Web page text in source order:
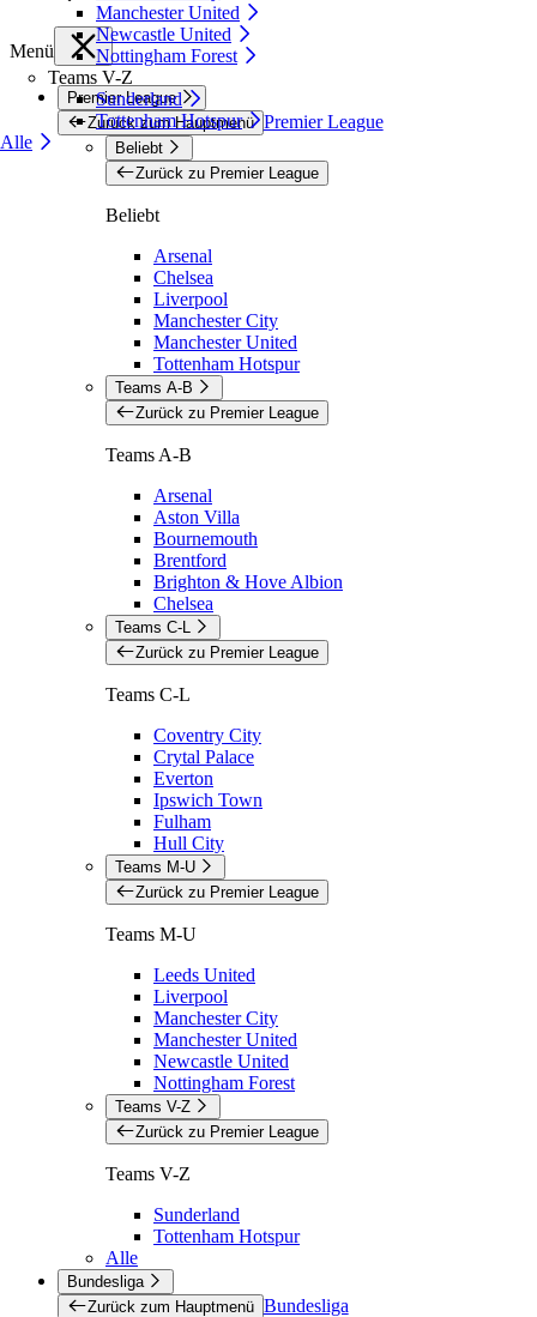
Manchester United
Newcastle United
Nottingham Forest
Teams V-Z
Sunderland
Tottenham Hotspur
Alle
Menü
Premier League
Zurück zum Hauptmenü Premier League
Beliebt
Zurück zu Premier League
Beliebt
Arsenal
Chelsea
Liverpool
Manchester City
Manchester United
Tottenham Hotspur
Teams A-B
Zurück zu Premier League
Teams A-B
Arsenal
Aston Villa
Bournemouth
Brentford
Brighton & Hove Albion
Chelsea
Teams C-L
Zurück zu Premier League
Teams C-L
Coventry City
Crytal Palace
Everton
Ipswich Town
Fulham
Hull City
Teams M-U
Zurück zu Premier League
Teams M-U
Leeds United
Liverpool
Manchester City
Manchester United
Newcastle United
Nottingham Forest
Teams V-Z
Zurück zu Premier League
Teams V-Z
Sunderland
Tottenham Hotspur
Alle
Bundesliga
Zurück zum Hauptmenü Bundesliga